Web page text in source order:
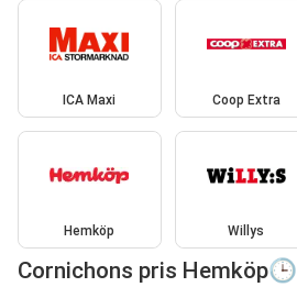
ICA Maxi Coop Extra
Hemköp Willys
Cornichons pris Hemköp🕒